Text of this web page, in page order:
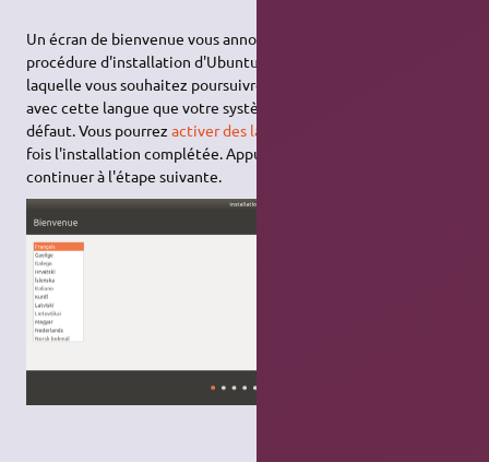
Un écran de bienvenue vous annonce que vous commencez la
procédure d'installation d'Ubuntu. Choisissez la langue dans
laquelle vous souhaitez poursuivre l'installation. C'est aussi
avec cette langue que votre système sera paramétré par
défaut. Vous pourrezactiver des langues supplémentaires
fois l'installation complétée. Appuyez sur
continuer à l'étape suivante.